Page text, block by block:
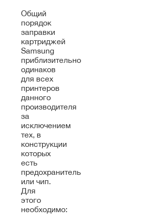
Общий
порядок
заправки
картриджей
Samsung
приблизительно
одинаков
для всех
принтеров
данного
производителя
за
исключением
тех, в
конструкции
которых
есть
предохранитель
или чип.
Для
этого
необходимо: